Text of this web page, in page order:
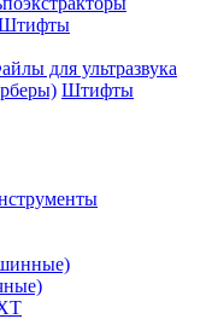
для ультразвука
Штифты